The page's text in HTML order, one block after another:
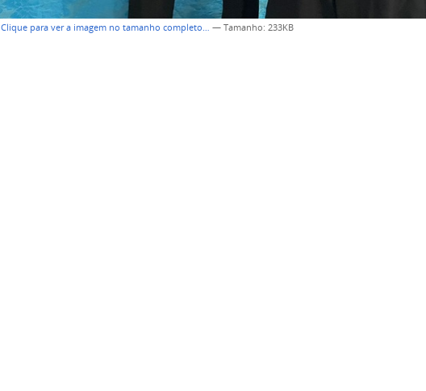
Clique para ver a imagem no tamanho completo… —Tamanho: 233KB